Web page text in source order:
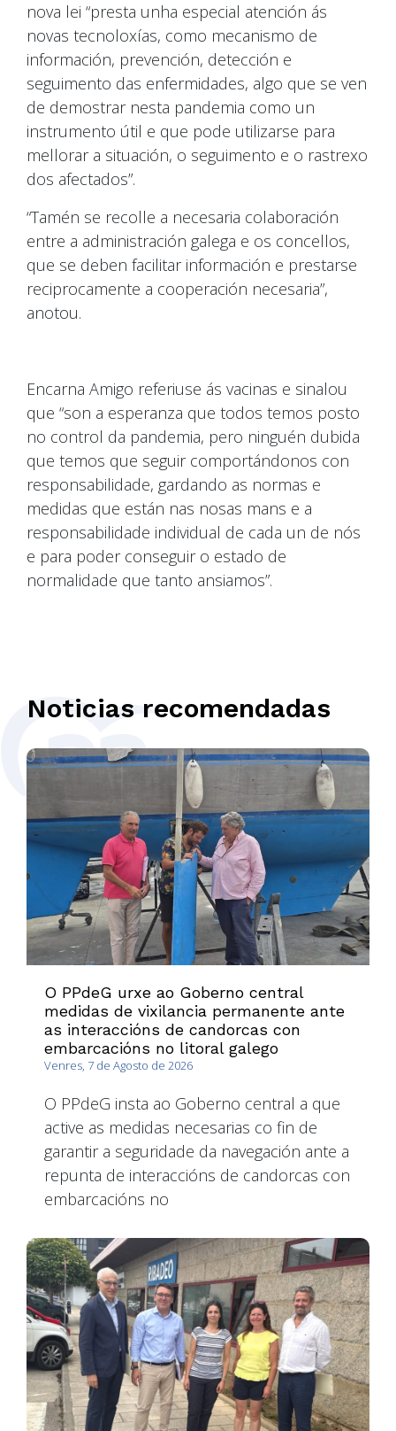
nova lei “presta unha especial atención ás
novas tecnoloxías, como mecanismo de
información, prevención, detección e
seguimento das enfermidades, algo que se ven
de demostrar nesta pandemia como un
instrumento útil e que pode utilizarse para
mellorar a situación, o seguimento e o rastrexo
dos afectados”.
“Tamén se recolle a necesaria colaboración
entre a administración galega e os concellos,
que se deben facilitar información e prestarse
reciprocamente a cooperación necesaria”,
anotou.
Encarna Amigo referiuse ás vacinas e sinalou
que “son a esperanza que todos temos posto
no control da pandemia, pero ninguén dubida
que temos que seguir comportándonos con
responsabilidade, gardando as normas e
medidas que están nas nosas mans e a
responsabilidade individual de cada un de nós
e para poder conseguir o estado de
normalidade que tanto ansiamos”.
Noticias recomendadas
O PPdeG urxe ao Goberno central
medidas de vixilancia permanente ante
as interaccións de candorcas con
embarcacións no litoral galego
Venres, 7 de Agosto de 2026
O PPdeG insta ao Goberno central a que
active as medidas necesarias co fin de
garantir a seguridade da navegación ante a
repunta de interaccións de candorcas con
embarcacións no